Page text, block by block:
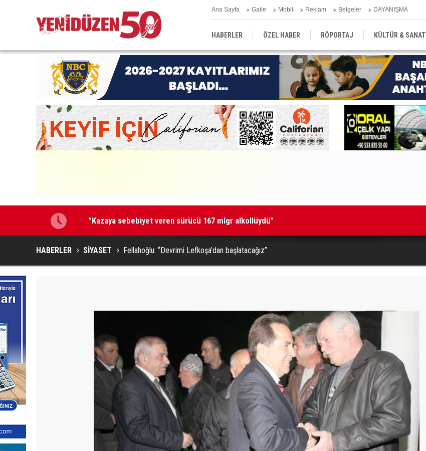
Ana Sayfa Gaile Mobil Reklam Belgeler DAYANIŞMA
HABERLER ÖZEL HABER RÖPORTAJ KÜLTÜR & SANAT
EĞİTİM YEREL YÖNETİM DERGİLER SEKTÖR
"Kazaya sebebiyet veren sürücü 167 mlgr alkollüydü"
HABERLER SİYASET Fellahoğlu: “Devrimi Lefkoşa’dan başlatacağız”